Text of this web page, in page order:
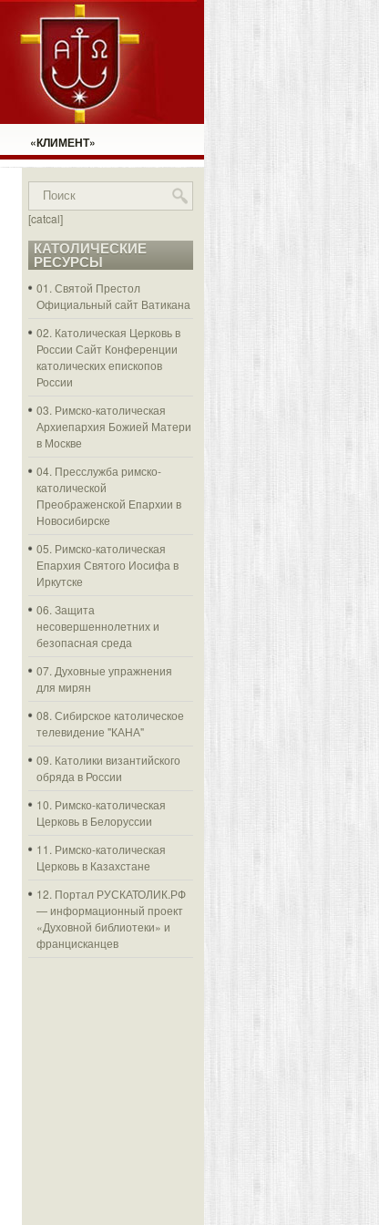
«КЛИМЕНТ»
[catcal]
КАТОЛИЧЕСКИЕ
РЕСУРСЫ
01. Святой Престол
Официальный сайт Ватикана
02. Католическая Церковь в
России Сайт Конференции
католических епископов
России
03. Римско-католическая
Архиепархия Божией Матери
в Москве
04. Пресслужба римско-
католической
Преображенской Епархии в
Новосибирске
05. Римско-католическая
Епархия Святого Иосифа в
Иркутске
06. Защита
несовершеннолетних и
безопасная среда
07. Духовные упражнения
для мирян
08. Сибирское католическое
телевидение "КАНА"
09. Католики византийского
обряда в России
10. Римско-католическая
Церковь в Белоруссии
11. Римско-католическая
Церковь в Казахстане
12. Портал РУСКАТОЛИК.РФ
— информационный проект
«Духовной библиотеки» и
францисканцев